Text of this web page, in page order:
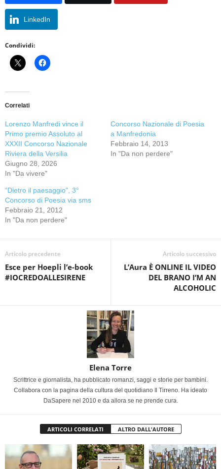
LinkedIn
Condividi:
Correlati
Lorenzo Manfredi vince il
Primo premio Assoluto al
XXXII Concorso Nazionale
Riviera della Versilia
Giugno 28, 2026
In "Da vivere"
Concorso Nazionale di Poesia
a Manfredonia
Febbraio 14, 2013
In "Da non perdere"
“Dietro il paesaggio”, 3°
Concorso di Poesia via sms
Febbraio 21, 2012
In "Da non perdere"
Articolo precedente
Esce per Hoepli l’e-book
#IOCREDOALLESIRENE
Articolo successivo
L’Aura È ONLINE IL VIDEO
DEL BRANO I’M AN
ALCOHOLIC
Elena Torre
Scrittrice e giornalista, ha pubblicato romanzi, saggi e storie per bambini.
Collabora con la pagina della cultura del quotidiano Il Tirreno. Ha ideato
DaSapere nel 2010 e da allora se ne prende cura.
ARTICOLI CORRELATI ALTRO DALL'AUTORE